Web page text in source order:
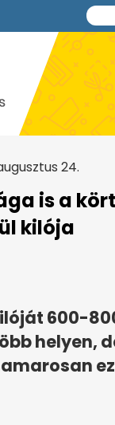
24.
is a
kilója
600-
helyen,